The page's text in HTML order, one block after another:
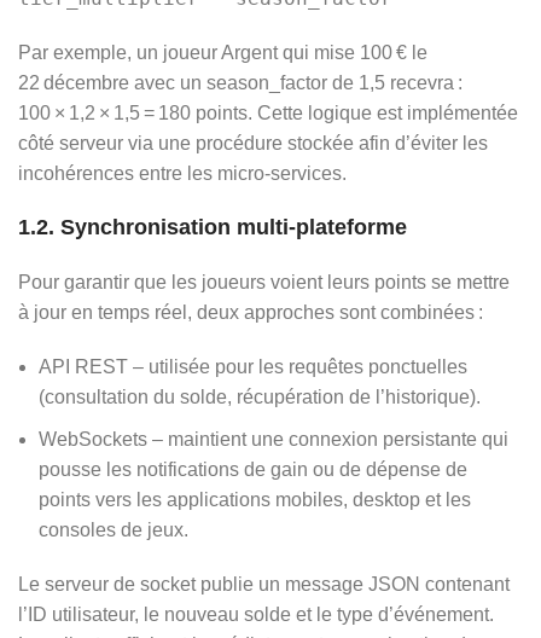
Par exemple, un joueur Argent qui mise 100 € le
22 décembre avec un season_factor de 1,5 recevra :
100 × 1,2 × 1,5 = 180 points. Cette logique est implémentée
côté serveur via une procédure stockée afin d’éviter les
incohérences entre les micro‑services.
1.2. Synchronisation multi‑plateforme
Pour garantir que les joueurs voient leurs points se mettre
à jour en temps réel, deux approches sont combinées :
API REST – utilisée pour les requêtes ponctuelles
(consultation du solde, récupération de l’historique).
WebSockets – maintient une connexion persistante qui
pousse les notifications de gain ou de dépense de
points vers les applications mobiles, desktop et les
consoles de jeux.
Le serveur de socket publie un message JSON contenant
l’ID utilisateur, le nouveau solde et le type d’événement.